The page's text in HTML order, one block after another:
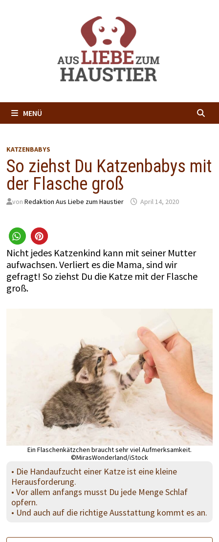
MENÜ
KATZENBABYS
So ziehst Du Katzenbabys mit
der Flasche groß
von Redaktion Aus Liebe zum Haustier April 14, 2020
Nicht jedes Katzenkind kann mit seiner Mutter
aufwachsen. Verliert es die Mama, sind wir
gefragt! So ziehst Du die Katze mit der Flasche
groß.
Ein Flaschenkätzchen braucht sehr viel Aufmerksamkeit.
©MirasWonderland/iStock
• Die Handaufzucht einer Katze ist eine kleine
Herausforderung.
• Vor allem anfangs musst Du jede Menge Schlaf
opfern.
• Und auch auf die richtige Ausstattung kommt es an.